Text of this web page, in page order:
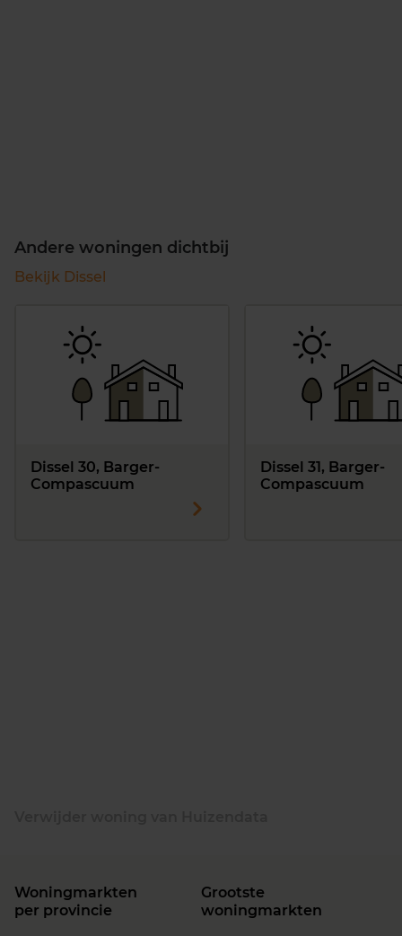
Andere woningen dichtbij
Bekijk Dissel
Dissel 30, Barger-
Compascuum
Dissel 31, Barger-
Compascuum
Woningmarkten
per provincie
Grootste
woningmarkten